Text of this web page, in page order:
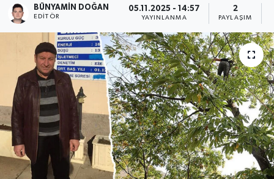
BÜNYAMIN DOĞAN
EDITÖR
05.11.2025 - 14:57
YAYINLANMA
2
PAYLAŞIM
Eğitim
Ekonomi
Emet
Foto Galeri